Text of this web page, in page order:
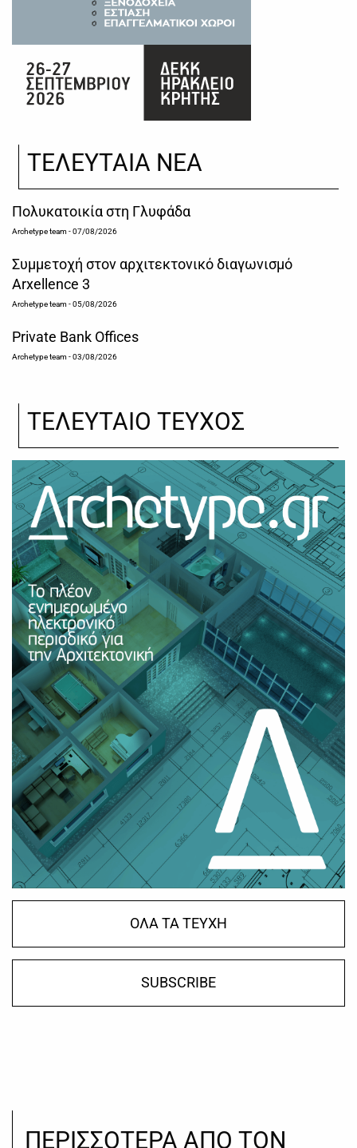
ΤΕΛΕΥΤΑΙΑ ΝΕΑ
Πολυκατοικία στη Γλυφάδα
Archetype team- 07/08/2026
Συμμετοχή στον αρχιτεκτονικό διαγωνισμό
Arxellence 3
Archetype team- 05/08/2026
Private Bank Offices
Archetype team- 03/08/2026
ΤΕΛΕΥΤΑΙΟ ΤΕΥΧΟΣ
ΟΛΑ ΤΑ ΤΕΥΧΗ
SUBSCRIBE
ΠΕΡΙΣΣΟΤΕΡΑ ΑΠΟ ΤΟΝ